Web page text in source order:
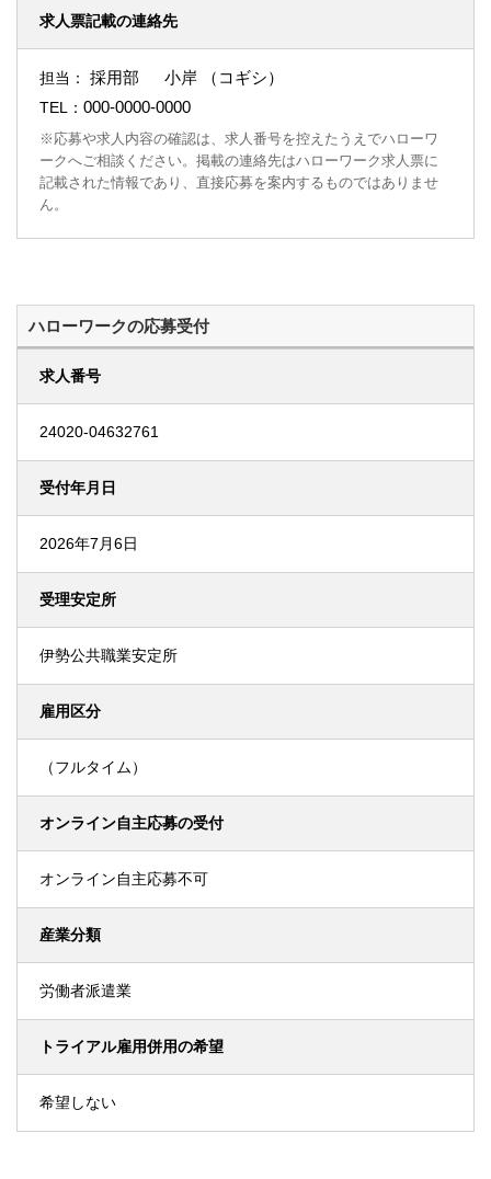
求人票記載の連絡先
担当： 採用部 小岸 （コギシ）
TEL： 000-0000-0000
※応募や求人内容の確認は、求人番号を控えたうえでハローワ
ークへご相談ください。掲載の連絡先はハローワーク求人票に
記載された情報であり、直接応募を案内するものではありませ
ん。
ハローワークの応募受付
求人番号
24020-04632761
受付年月日
2026年7月6日
受理安定所
伊勢公共職業安定所
雇用区分
（フルタイム）
オンライン自主応募の受付
オンライン自主応募不可
産業分類
労働者派遣業
トライアル雇用併用の希望
希望しない